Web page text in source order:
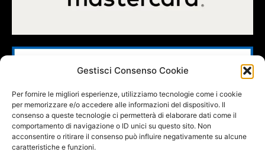
Gestisci Consenso Cookie
Per fornire le migliori esperienze, utilizziamo tecnologie come i cookie
per memorizzare e/o accedere alle informazioni del dispositivo. Il
consenso a queste tecnologie ci permetterà di elaborare dati come il
comportamento di navigazione o ID unici su questo sito. Non
acconsentire o ritirare il consenso può influire negativamente su alcune
caratteristiche e funzioni.